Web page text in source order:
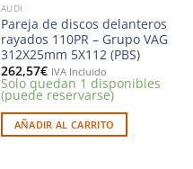
AUDI
Pareja de discos delanteros
rayados 110PR – Grupo VAG
312X25mm 5X112 (PBS)
262,57€ IVA Incluido
Solo quedan 1 disponibles
(puede reservarse)
AÑADIR AL CARRITO